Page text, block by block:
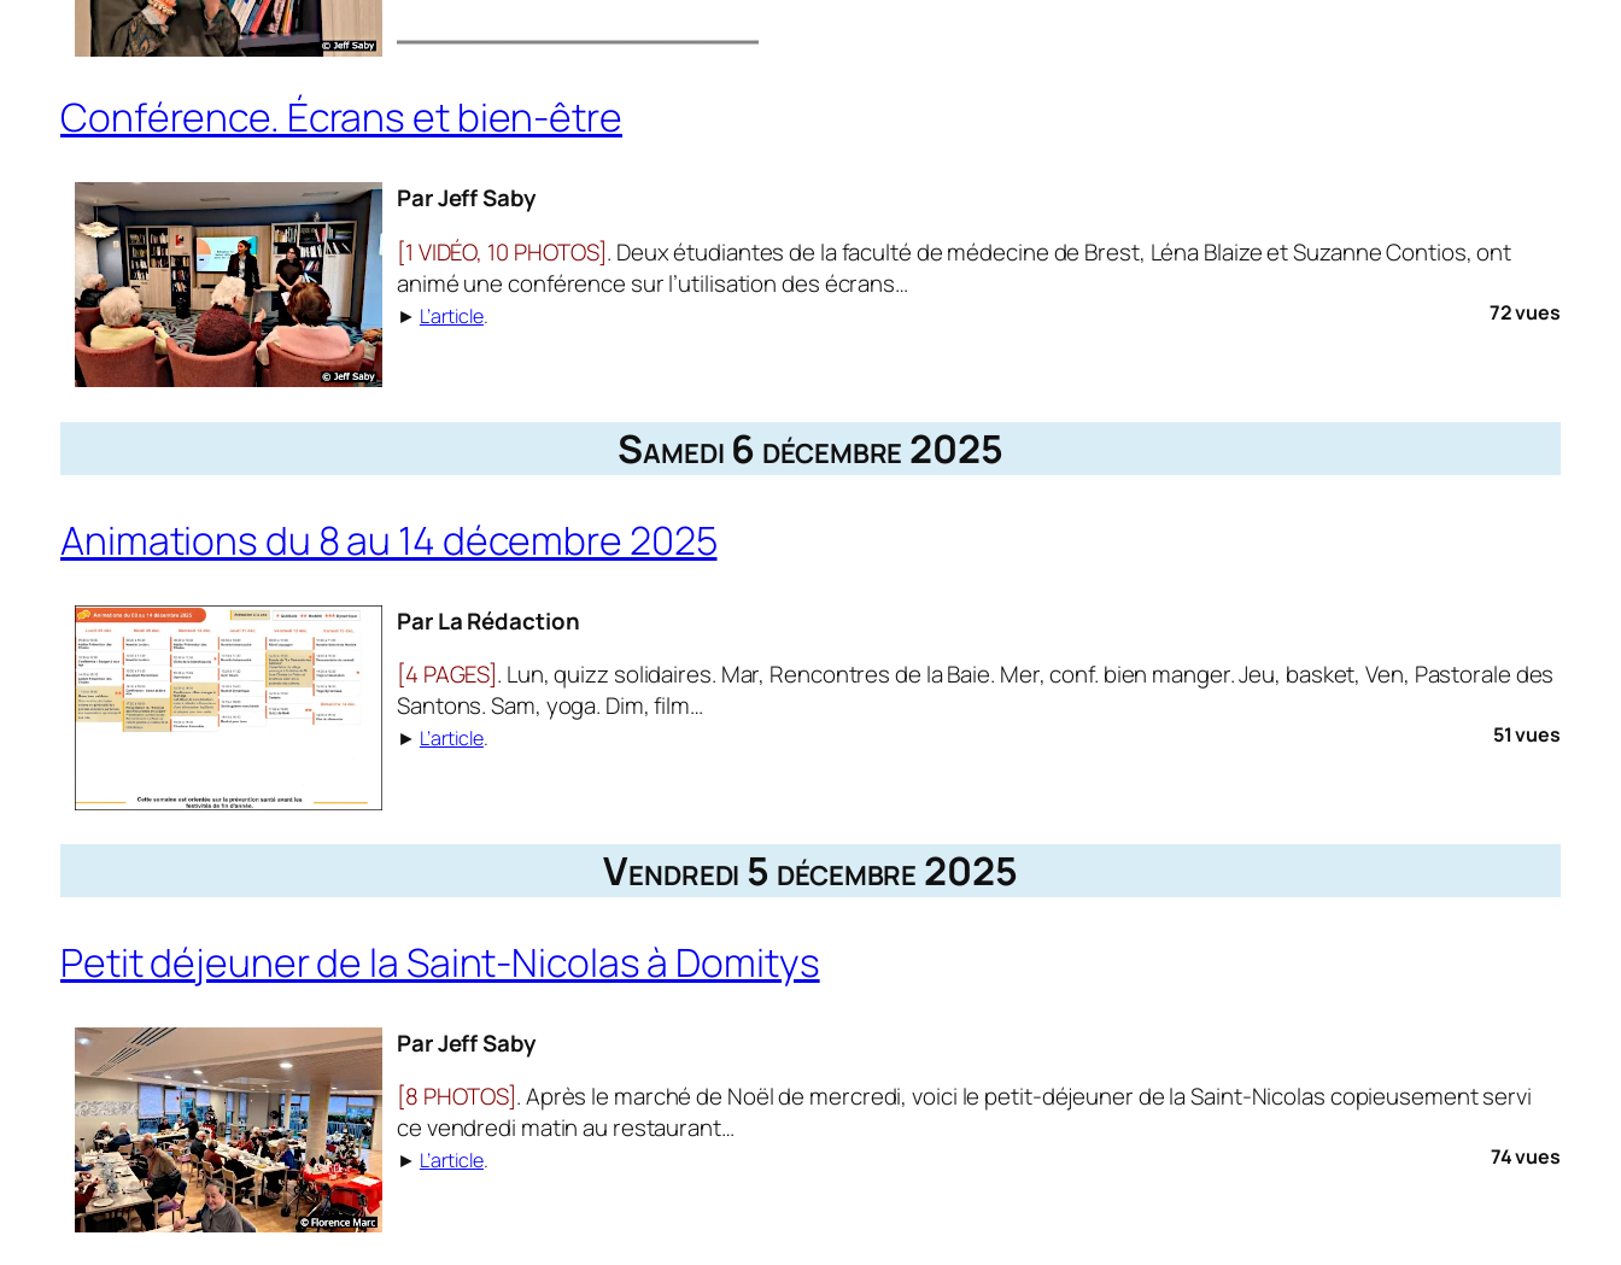
Conférence. Écrans et bien-être
Par Jeff Saby
[1 VIDÉO, 10 PHOTOS]. Deux étudiantes de la faculté de médecine de Brest, Léna Blaize et Suzanne Contios, ont
animé une confé­rence sur l’utilisation des écrans…
► L’article. 72 vues
Samedi 6 décembre 2025
Animations du 8 au 14 décembre 2025
Par La Rédaction
[4 PAGES]. Lun, quizz solidaires. Mar, Rencontres de la Baie. Mer, conf. bien manger. Jeu, basket, Ven, Pastorale des
Santons. Sam, yoga. Dim, film…
► L’article. 51 vues
Vendredi 5 décembre 2025
Petit déjeuner de la Saint-Nicolas à Domitys
Par Jeff Saby
[8 PHOTOS]. Après le marché de Noël de mercredi, voici le petit-déjeuner de la Saint-Nicolas copieusement servi
ce vendredi matin au restaurant…
► L’article. 74 vues